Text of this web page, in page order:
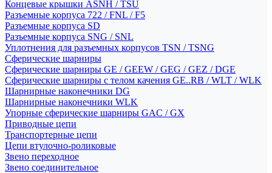
Концевые крышки ASNH / TSU
Разъемные корпуса 722 / FNL / F5
Разъемные корпуса SD
Разъемные корпуса SNG / SNL
Уплотнения для разъемных корпусов TSN / TSNG
Сферические шарниры
Сферические шарниры GE / GEEW / GEG / GEZ / DGE
Сферические шарниры с телом качения GE..RB / WLT / WLK
Шарнирные наконечники DG
Шарнирные наконечники WLK
Упорные сферические шарниры GAC / GX
Приводные цепи
Транспортерные цепи
Цепи втулочно-роликовые
Звено переходное
Звено соединительное